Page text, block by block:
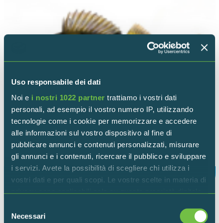
Uso responsabile dei dati
Noi e i nostri 1022 partner trattiamo i vostri dati
personali, ad esempio il vostro numero IP, utilizzando
tecnologie come i cookie per memorizzare e accedere
alle informazioni sul vostro dispositivo al fine di
pubblicare annunci e contenuti personalizzati, misurare
gli annunci e i contenuti, ricercare il pubblico e sviluppare
i servizi. Avete la possibilità di scegliere chi utilizza i
vostri dati e per quali scopi. Le vostre scelte in materia di
privacy sono applicabili solo su questa proprietà digitale
modificare o revocare il proprio consenso in qualsiasi
delNecessari
PERSICO REALE